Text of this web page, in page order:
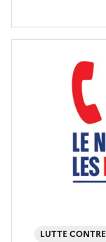
LUTTE